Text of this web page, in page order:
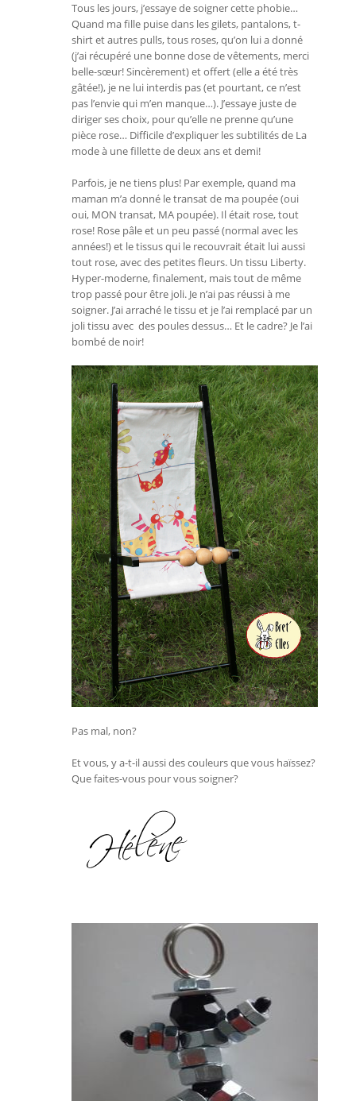
Tous les jours, j’essaye de soigner cette phobie…
Quand ma fille puise dans les gilets, pantalons, t-
shirt et autres pulls, tous roses, qu’on lui a donné
(j’ai récupéré une bonne dose de vêtements, merci
belle-sœur! Sincèrement) et offert (elle a été très
gâtée!), je ne lui interdis pas (et pourtant, ce n’est
pas l’envie qui m’en manque…). J’essaye juste de
diriger ses choix, pour qu’elle ne prenne qu’une
pièce rose… Difficile d’expliquer les subtilités de La
mode à une fillette de deux ans et demi!
Parfois, je ne tiens plus! Par exemple, quand ma
maman m’a donné le transat de ma poupée (oui
oui, MON transat, MA poupée). Il était rose, tout
rose! Rose pâle et un peu passé (normal avec les
années!) et le tissus qui le recouvrait était lui aussi
tout rose, avec des petites fleurs. Un tissu Liberty.
Hyper-moderne, finalement, mais tout de même
trop passé pour être joli. Je n’ai pas réussi à me
soigner. J’ai arraché le tissu et je l’ai remplacé par un
joli tissu avec des poules dessus… Et le cadre? Je l’ai
bombé de noir!
Pas mal, non?
Et vous, y a-t-il aussi des couleurs que vous haïssez?
Que faites-vous pour vous soigner?